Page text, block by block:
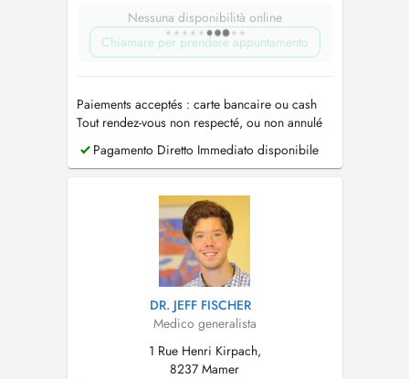
Nessuna disponibilità online
Chiamare per prendere appuntamento
Paiements acceptés : carte bancaire ou cash
Tout rendez-vous non respecté, ou non annulé
au moins 24h avant, sera facturé
Pagamento Diretto Immediato disponibile
DR. JEFF FISCHER
Medico generalista
1 Rue Henri Kirpach,
8237 Mamer